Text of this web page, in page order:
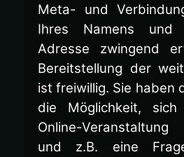
Meta- und
Ihres Namens und
Adresse zwingend
Bereitstellung der
ist freiwillig. Sie haben
die Möglichkeit,
Online-
und z.B. eine